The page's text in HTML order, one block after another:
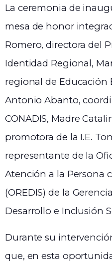
La ceremonia de
mesa de honor
Romero, directora del
Identidad Regional,
regional de Educación
Antonio Abanto,
CONADIS, Madre
promotora de la I.E.
representante de la
Atención a la Persona
(OREDIS) de la
Desarrollo e Inclusión
Durante su
que, en esta